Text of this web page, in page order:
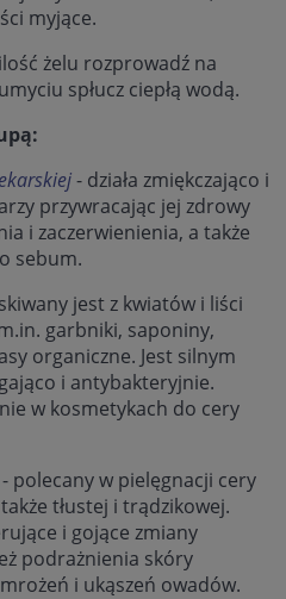
myjące.
żelu rozprowadź na
spłucz ciepłą wodą.
- działa zmiękczająco i
przywracając jej zdrowy
i zaczerwienienia, a także
sebum.
jest z kwiatów i liści
garbniki, saponiny,
organiczne. Jest silnym
i antybakteryjnie.
w kosmetykach do cery
- polecany w pielęgnacji cery
tłustej i trądzikowej.
i gojące zmiany
podrażnienia skóry
i ukąszeń owadów.